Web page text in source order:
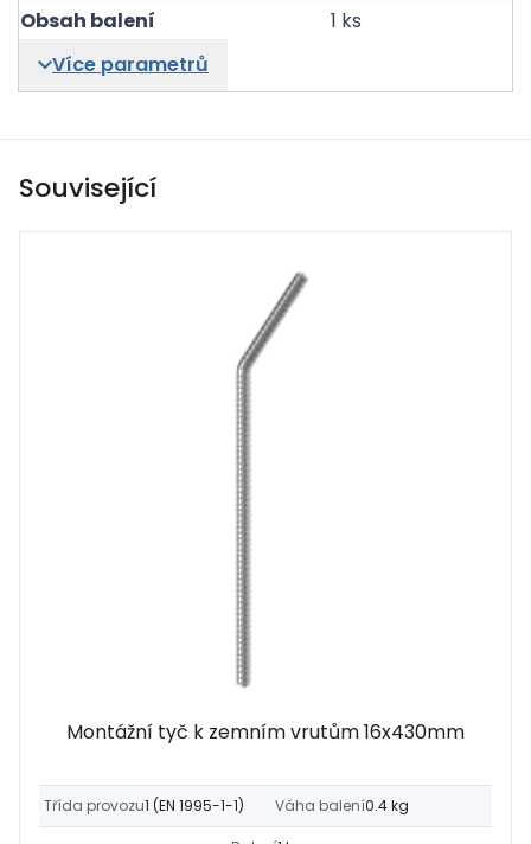
Obsah balení
1 ks
Více parametrů
Související
Montážní tyč k zemním vrutům 16x430mm
Třída provozu1 (EN 1995-1-1) Váha balení0.4 kg